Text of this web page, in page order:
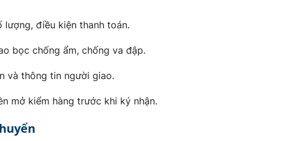
lượng, điều kiện thanh toán.
bọc chống ẩm, chống va đập.
và thông tin người giao.
mở kiểm hàng trước khi ký nhận.